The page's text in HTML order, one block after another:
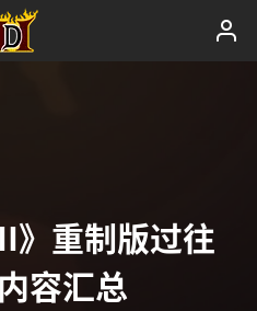
》重制版过往
容汇总